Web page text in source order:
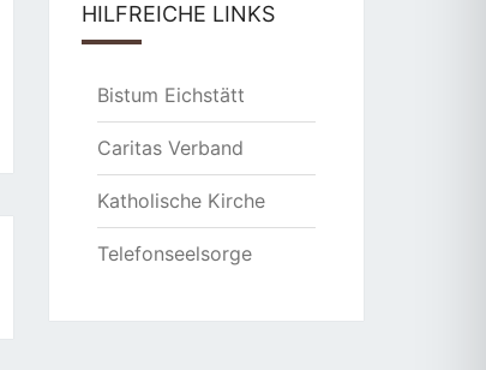
HILFREICHE LINKS
Bistum Eichstätt
Caritas Verband
Katholische Kirche
Telefonseelsorge